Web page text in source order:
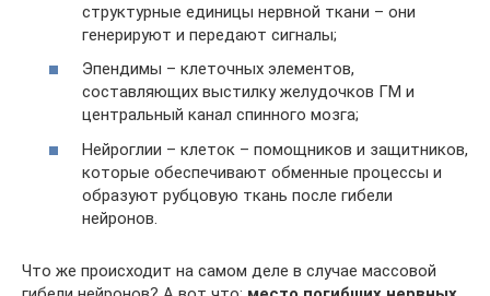
структурные единицы нервной ткани – они
генерируют и передают сигналы;
Эпендимы – клеточных элементов,
составляющих выстилку желудочков ГМ и
центральный канал спинного мозга;
Нейроглии – клеток – помощников и защитников,
которые обеспечивают обменные процессы и
образуют рубцовую ткань после гибели
нейронов.
Что же происходит на самом деле в случае массовой